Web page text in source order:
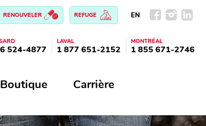
RENOUVELER REFUGE EN
524-4877
LAVAL
1 877 651-2152
MONTRÉAL
1 855 671-2746
Boutique Carrière